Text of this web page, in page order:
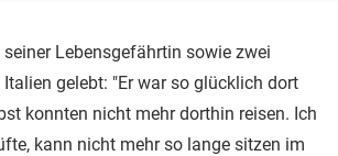
Lebensgefährtin sowie zwei
gelebt: "Er war so glücklich dort
konnten nicht mehr dorthin reisen. Ich
kann nicht mehr so lange sitzen im